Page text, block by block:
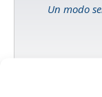
Un modo